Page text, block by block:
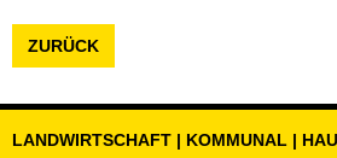
ZURÜCK
LANDWIRTSCHAFT | KOMMUNAL |